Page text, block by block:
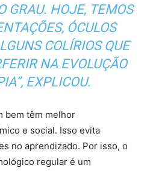
GRAU. HOJE, TEMOS
ÓCULOS
COLÍRIOS QUE
NA EVOLUÇÃO
EXPLICOU.
bem têm melhor
e social. Isso evita
no aprendizado. Por isso, o
regular é um